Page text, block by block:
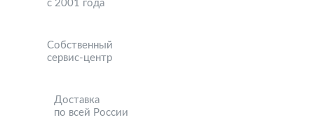
с 2001 года
Собственный
сервис-центр
Доставка
по всей России